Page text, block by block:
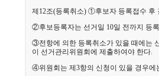
제12조(등록취소) ①후보자 등록접수 후
②후보등록자는 선거일 10일 전까지 등
③전항에 의한 등록취소가 있을 때에는
이 선거관리위원회에 제출하여야 한다.
④위원회는 제3항의 신청이 있을 경우에